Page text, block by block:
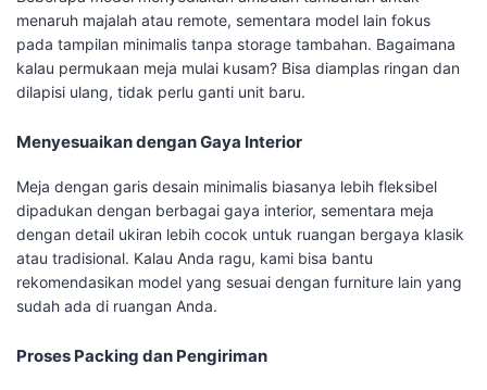
menaruh majalah atau remote, sementara model lain fokus
pada tampilan minimalis tanpa storage tambahan. Bagaimana
kalau permukaan meja mulai kusam? Bisa diamplas ringan dan
dilapisi ulang, tidak perlu ganti unit baru.
Menyesuaikan dengan Gaya Interior
Meja dengan garis desain minimalis biasanya lebih fleksibel
dipadukan dengan berbagai gaya interior, sementara meja
dengan detail ukiran lebih cocok untuk ruangan bergaya klasik
atau tradisional. Kalau Anda ragu, kami bisa bantu
rekomendasikan model yang sesuai dengan furniture lain yang
sudah ada di ruangan Anda.
Proses Packing dan Pengiriman